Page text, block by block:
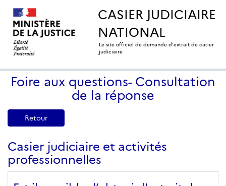
CASIER JUDICIAIRE
NATIONAL
Le site officiel de demande d'extrait de casier
judiciaire
Foire aux questions- Consultation
de la réponse
Retour
Casier judiciaire et activités
professionnelles